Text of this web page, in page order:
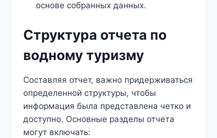
основе собранных данных.
Структура отчета по
водному туризму
Составляя отчет, важно придерживаться
определенной структуры, чтобы
информация была представлена четко и
доступно. Основные разделы отчета
могут включать: